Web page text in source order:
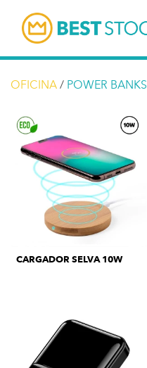
OFICINA / POWER BANKS
CARGADOR SELVA 10W